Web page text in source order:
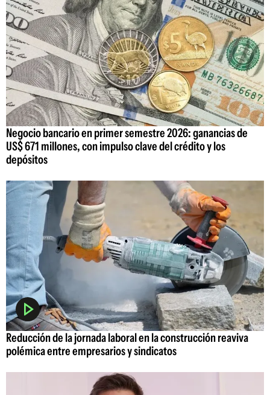
Negocio bancario en primer semestre 2026: ganancias de
US$ 671 millones, con impulso clave del crédito y los
depósitos
Reducción de la jornada laboral en la construcción reaviva
polémica entre empresarios y sindicatos